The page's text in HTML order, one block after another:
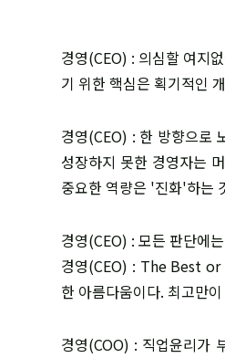
경영(CEO) : 의심할 여지
기 위한 핵심은 획기적인
경영(CEO) : 한 방향으로
성장하지 못한 경영자는
중요한 역량은 '진화'하는
경영(CEO) : 모든 판단에
경영(CEO) : The Best or
한 아름다움이다. 최고만
경영(COO) : 직업윤리가